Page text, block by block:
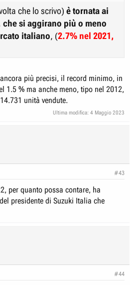
che lo scrivo) è tornata ai
si aggirano più o meno
italiano, (2.7% nel 2021,
più precisi, il record minimo, in
1.5 % ma anche meno, tipo nel 2012,
unità vendute.
Ultima modifica: 4 Maggio 2023
#43
per quanto possa contare, ha
presidente di Suzuki Italia che
#44